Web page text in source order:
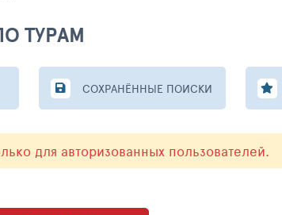
ТУРАМ
СОХРАНЁННЫЕ ПОИСКИ
для авторизованных пользователей.